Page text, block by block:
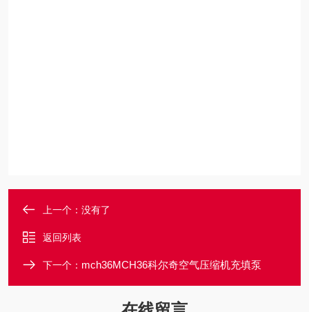
上一个：没有了
返回列表
下一个： mch36MCH36科尔奇空气压缩机充填泵